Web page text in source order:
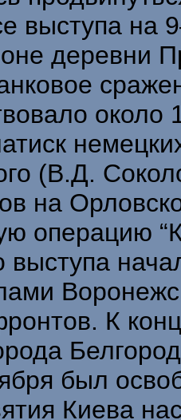
выступа на
деревни
(В.Д.
на
операцию
выступа
К
был
Киева